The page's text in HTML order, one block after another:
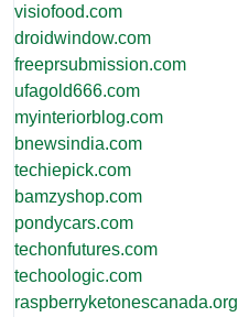
visiofood.com
droidwindow.com
freeprsubmission.com
ufagold666.com
myinteriorblog.com
bnewsindia.com
techiepick.com
bamzyshop.com
pondycars.com
techonfutures.com
techoologic.com
raspberryketonescanada.org